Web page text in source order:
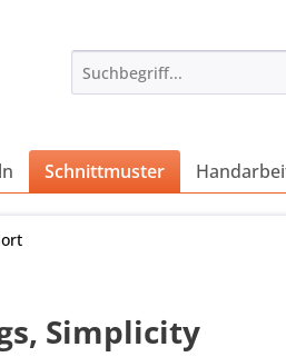
Schnittmuster
Simplicity